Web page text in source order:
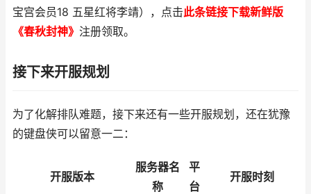
宝宫会员18 五星红将李靖），点击此条链接下载新鲜版
《春秋封神》 注册领取。
接下来开服规划
为了化解排队难题，接下来还有一些开服规划，还在犹豫
的键盘侠可以留意一二：
开服版本
服务器名
称
平
台
开服时刻